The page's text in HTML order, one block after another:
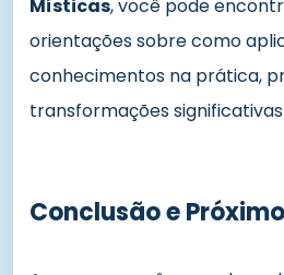
Místicas, você pode
orientações sobre como
conhecimentos na prática,
transformações significativas
Conclusão e